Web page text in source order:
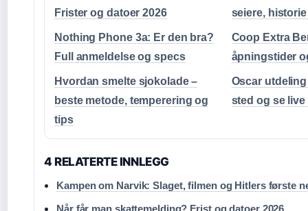
Frister og datoer 2026
seiere,
Nothing Phone 3a: Er den bra?
Full anmeldelse og specs
Coop Extra
åpningstider
Hvordan smelte sjokolade –
beste metode, temperering og
tips
Oscar utdeling
sted og se live
4 RELATERTE INNLEGG
Kampen om Narvik: Slaget, filmen og Hitlers første
Når får man skattemelding? Frist og datoer 2026